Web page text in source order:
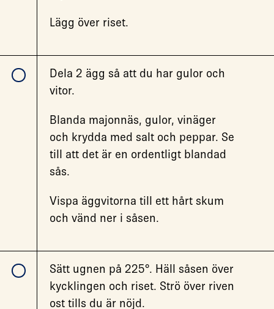
Lägg över riset.
Dela 2 ägg så att du har gulor och
vitor.
Blanda majonnäs, gulor, vinäger
och krydda med salt och peppar. Se
till att det är en ordentligt blandad
sås.
Vispa äggvitorna till ett hårt skum
och vänd ner i såsen.
Sätt ugnen på 225°. Häll såsen över
kycklingen och riset. Strö över riven
ost tills du är nöjd.